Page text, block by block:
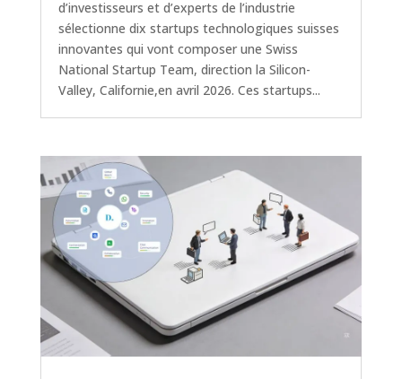
d’investisseurs et d’experts de l’industrie
sélectionne dix startups technologiques suisses
innovantes qui vont composer une Swiss
National Startup Team, direction la Silicon-
Valley, Californie,en avril 2026. Ces startups...